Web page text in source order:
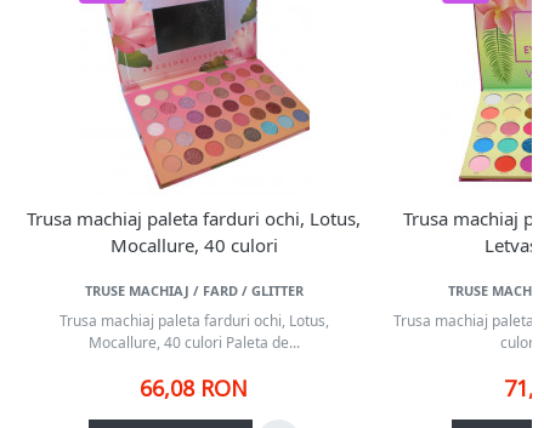
Trusa machiaj paleta farduri ochi, Lotus,
Mocallure, 40 culori
TRUSE MACHIAJ / FARD / GLITTER
Trusa machiaj paleta farduri ochi, Lotus,
Mocallure, 40 culori Paleta de...
66,08 RON
Trusa machiaj
TRUSE
Trusa machiaj paleta
culori